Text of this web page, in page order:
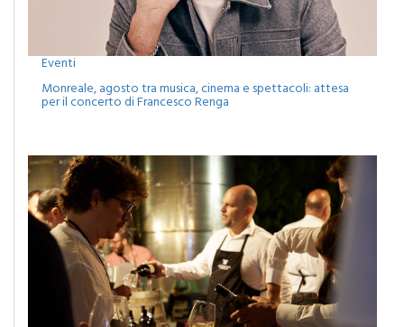
Eventi
Monreale, agosto tra musica, cinema e spettacoli: attesa